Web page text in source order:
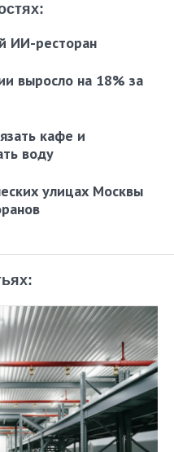
ИИ-ресторан
выросло на 18% за
кафе и
воду
улицах Москвы